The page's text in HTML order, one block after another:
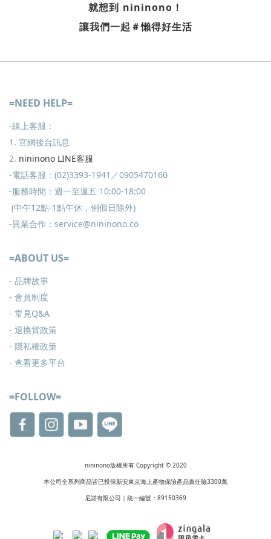
就想到 nininono ！
讓我們一起＃懶得好生活
=NEED HELP=
-線上客服：
1. 官網後台訊息
2. nininono LINE客服
-電話客服：(02)3393-1941／0905470160
-服務時間：週一至週五 10:00-18:00
(中午12點-1點午休，例假日除外)
-異業合作：service@nininono.co
=ABOUT US=
- 品牌故事
- 會員制度
- 常見Q&A
- 退換貨政策
- 隱私權政策
- 查看更多平台
=FOLLOW=
nininono版權所有 Copyright © 2020
本公司全系列商品皆已投保新安東京海上產物保險產品責任險3300萬
尼諾有限公司｜統一編號：89150369